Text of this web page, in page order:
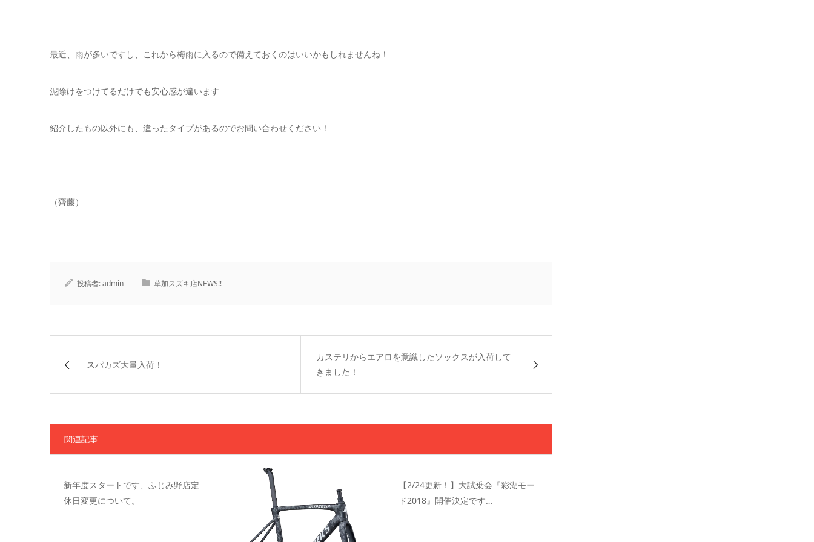
最近、雨が多いですし、これから梅雨に入るので備えておくのはいいかもしれませんね！
泥除けをつけてるだけでも安心感が違います
紹介したもの以外にも、違ったタイプがあるのでお問い合わせください！
（齊藤）
投稿者:admin 草加スズキ店NEWS!!
スパカズ大量入荷！
カステリからエアロを意識したソックスが入荷して
きました！
関連記事
新年度スタートです、ふじみ野店定
休日変更について。
【2/24更新！】大試乗会『彩湖モー
ド2018』開催決定です…